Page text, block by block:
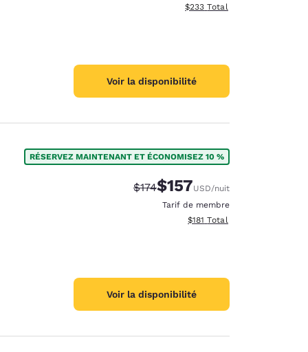
Afficher les détails totaux
$233 Total
Voir la disponibilité
RÉSERVEZ MAINTENANT ET ÉCONOMISEZ 10 %
Tarif barré :
$174Tarif réduit :
$157USD/nuit
Tarif de membre
Afficher les détails totaux
$181 Total
Voir la disponibilité